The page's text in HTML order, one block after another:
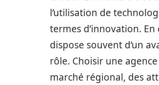
l’utilisation de
termes d’innovation.
dispose souvent d’un
rôle. Choisir une
marché régional, des